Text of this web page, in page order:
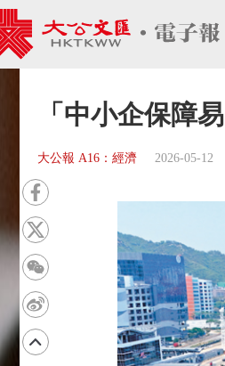
「中小企保障
大公報 A16：經濟 2026-05-12